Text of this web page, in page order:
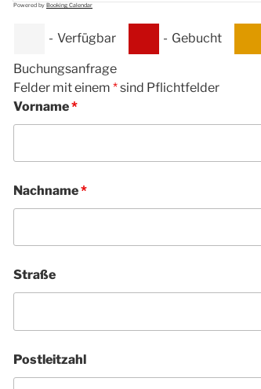
Powered byBooking Calendar
- Verfügbar - Gebucht
Buchungsanfrage
Felder mit einem *sind Pflichtfelder
Vorname*
Nachname*
Straße
Postleitzahl